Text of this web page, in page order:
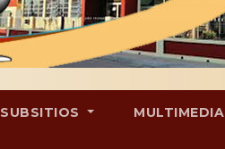
SUBSITIOS MULTIMEDIA